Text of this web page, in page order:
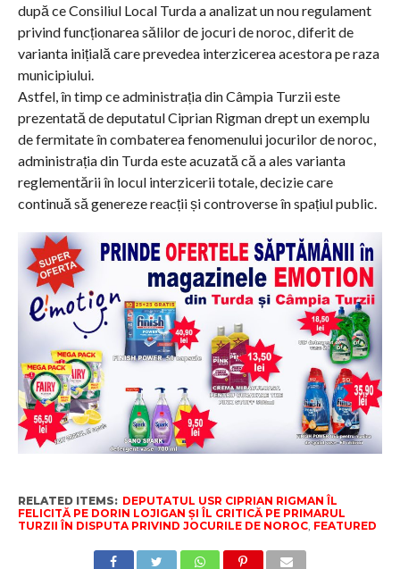
după ce Consiliul Local Turda a analizat un nou regulament
privind funcționarea sălilor de jocuri de noroc, diferit de
varianta inițială care prevedea interzicerea acestora pe raza
municipiului.
Astfel, în timp ce administrația din Câmpia Turzii este
prezentată de deputatul Ciprian Rigman drept un exemplu
de fermitate în combaterea fenomenului jocurilor de noroc,
administrația din Turda este acuzată că a ales varianta
reglementării în locul interzicerii totale, decizie care
continuă să genereze reacții și controverse în spațiul public.
RELATED ITEMS: DEPUTATUL USR CIPRIAN RIGMAN ÎL
FELICITĂ PE DORIN LOJIGAN ȘI ÎL CRITICĂ PE PRIMARUL
TURZII ÎN DISPUTA PRIVIND JOCURILE DE NOROC, FEATURED